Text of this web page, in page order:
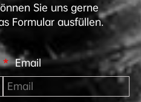
Sie uns gerne
Formular ausfüllen.
* Email